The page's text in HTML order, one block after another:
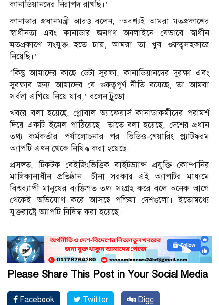
কানাডিয়ানদের নিরাপদ রাখছি।’
কানাডার প্রধানমন্ত্রী আরও বলেন, ‘অবশ্যই আমরা মতপ্রকাশের
স্বাধীনতা এবং কানাডার জনগণ অনলাইনে যেভাবে স্বাধীন
মতপ্রকাশে সংযুক্ত হতে চায়, আমরা তা খুব গুরুত্বসহকারে
নিয়েছি।’
‘কিন্তু আমাদের কাছে ডেটা সুরক্ষা, কানাডিয়ানদের সুরক্ষা এবং
সুরক্ষার জন্য আমাদের যে গুরুত্বপূর্ণ নীতি রয়েছে, তা আমরা
সর্বদা এগিয়ে নিয়ে যাব,’ বলেন ট্রুডো।
খবরে বলা হয়েছে, গ্লোবাল অ্যাফেয়ার্স কানাডাকর্মীদের পরামর্শ
দিয়ে একটি ইমেল পাঠিয়েছে। তাতে বলা হয়েছে, দেশের প্রধান
তথ্য কর্মকর্তার পর্যালোচনার পর ভিডিও-শেয়ারিং প্ল্যাটফরম
অ্যাপটি এখন থেকে নিষিদ্ধ করা হয়েছে।
প্রসঙ্গত, টিকটক বেইজিংভিত্তিক বাইটড্যান্স প্রযুক্তি কোম্পানির
মালিকানাধীন প্রতিষ্ঠান। চীনা সরকার এই অ্যাপটির মাধ্যমে
বিশ্বব্যাপী মানুষের ব্যক্তিগত তথ্য সংগ্রহ করে বলে অনেক আগে
থেকেই অভিযোগ করে আসছে পশ্চিমা দেশগুলো। ইতোমধ্যে
যুক্তরাষ্ট্রে অ্যাপটি নিষিদ্ধ করা হয়েছে।
Please Share This Post in Your Social Media
Facebook Twitter Digg